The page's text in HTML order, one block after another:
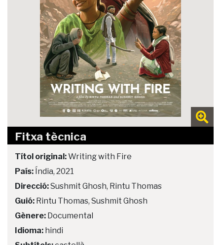
Fitxa tècnica
Títol original:Writing with Fire
País: Índia, 2021
Direcció:Sushmit Ghosh, Rintu Thomas
Guió: Rintu Thomas, Sushmit Ghosh
Gènere: Documental
Idioma: hindi